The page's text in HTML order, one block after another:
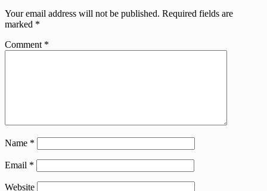
Your email address will not be published. Required fields are
marked *
Comment *
Name *
Email *
Website